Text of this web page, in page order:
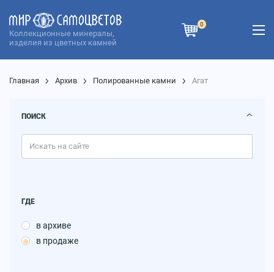
Коллекционные минералы,
изделия из цветных камней
0
Главная Архив Полированные камни Агат
ПОИСК
ГДЕ
в архиве
в продаже